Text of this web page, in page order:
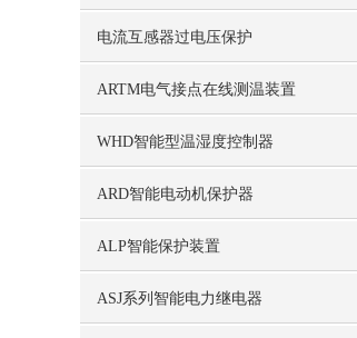
电流互感器过电压保护
ARTM电气接点在线测温装置
WHD智能型温湿度控制器
ARD智能电动机保护器
ALP智能保护装置
ASJ系列智能电力继电器